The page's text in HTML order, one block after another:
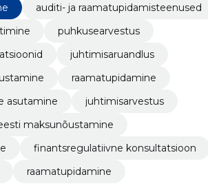
auditi- ja raamatupidamisteenused
puhkusearvestus
juhtimisaruandlus
raamatupidamine
asutamine
juhtimisarvestus
maksunõustamine
finantsregulatiivne konsultatsioon
raamatupidamine